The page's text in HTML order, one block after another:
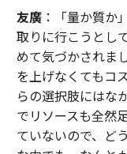
友廣：「量か質か
取りに行こうとし
めて気づかされま
を上げなくてもコ
らの選択肢にはな
でリソースも全然
ていないので、ど